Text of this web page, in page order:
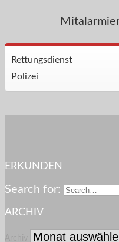
Rettungsdienst
Polizei
ERKUNDEN
Search for:
ARCHIV